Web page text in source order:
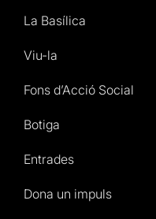
La Basílica
Viu-la
Fons d’Acció Social
Botiga
Entrades
Dona un impuls